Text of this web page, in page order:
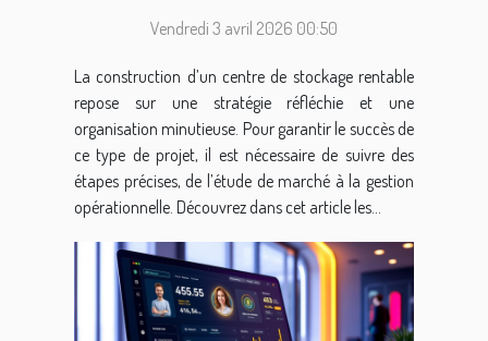
Vendredi 3 avril 2026 00:50
La construction d’un centre de stockage rentable
repose sur une stratégie réfléchie et une
organisation minutieuse. Pour garantir le succès de
ce type de projet, il est nécessaire de suivre des
étapes précises, de l’étude de marché à la gestion
opérationnelle. Découvrez dans cet article les...